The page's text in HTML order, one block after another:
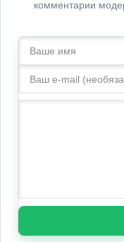
комментарии